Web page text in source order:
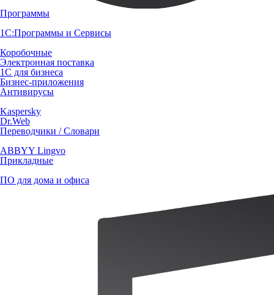
Программы
1С:Программы и Сервисы
Коробочные
Электронная поставка
1С для бизнеса
Бизнес-приложения
Антивирусы
Kaspersky
Dr.Web
Переводчики / Словари
ABBYY Lingvo
Прикладные
ПО для дома и офиса